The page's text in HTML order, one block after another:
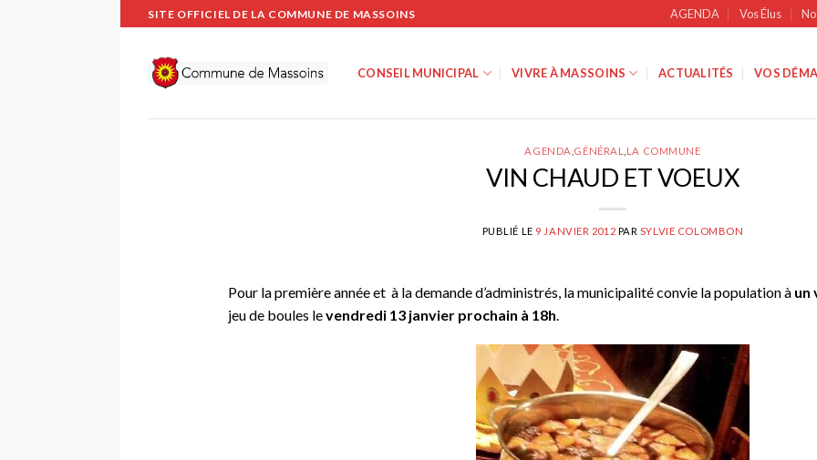
Passer
au
contenu
SITE OFFICIEL DE LA COMMUNE DE MASSOINS AGENDA Vos Élus
CONSEIL MUNICIPAL VIVRE À MASSOINS ACTUALITÉS VOS
AGENDA GÉNÉRAL LA COMMUNE
VIN CHAUD ET VOEUX
PUBLIÉ LE 9 JANVIER 2012 PAR SYLVIE COLOMBON
Pour la première année et à la demande d’administrés, la municipalité convie la population à un
jeu de boules levendredi 13 janvier prochain à 18h